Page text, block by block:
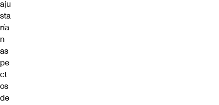
aju
sta
ría
n
as
pe
ct
os
de